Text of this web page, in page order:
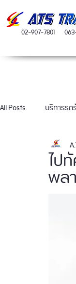
02-907-7801
All Posts บริการร
ผลงานเช่ารถบัส
ไป
พล